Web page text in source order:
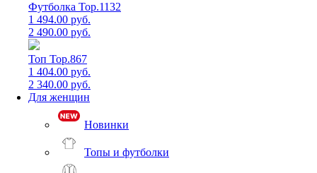
Футболка Top.1132
1 494.00 руб.
2 490.00 руб.
Топ Top.867
1 404.00 руб.
2 340.00 руб.
Для женщин
Новинки
Топы и футболки